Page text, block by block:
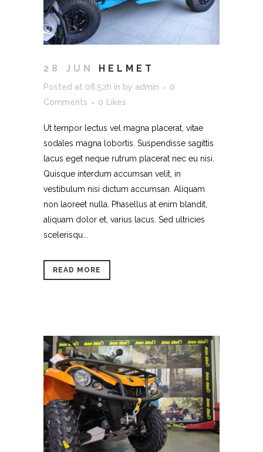
28 JUN HELMET
Posted at 08:52h in by admin
0
Comments
0 Likes
Ut tempor lectus vel magna placerat, vitae
sodales magna lobortis. Suspendisse sagittis
lacus eget neque rutrum placerat nec eu nisi.
Quisque interdum accumsan velit, in
vestibulum nisi dictum accumsan. Aliquam
non laoreet nulla. Phasellus at enim blandit,
aliquam dolor et, varius lacus. Sed ultricies
scelerisqu...
READ MORE